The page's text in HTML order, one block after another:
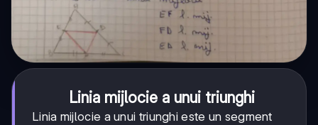
Linia mijlocie a unui triunghi
Linia mijlocie a unui triunghi este un segment